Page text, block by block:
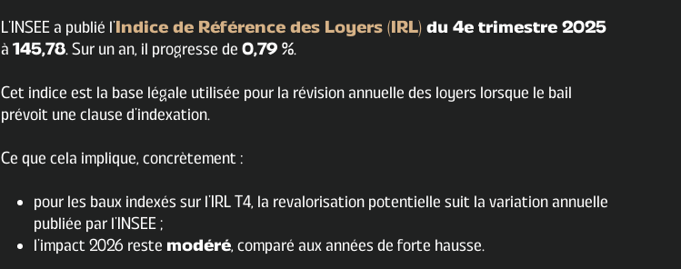
L’INSEE a publié l’Indice de Référence des Loyers (IRL) du 4e trimestre 2025
à 145,78. Sur un an, il progresse de 0,79 %.
Cet indice est la base légale utilisée pour la révision annuelle des loyers lorsque le bail
prévoit une clause d’indexation.
Ce que cela implique, concrètement :
pour les baux indexés sur l’IRL T4, la revalorisation potentielle suit la variation annuelle
publiée par l’INSEE ;
l’impact 2026 reste modéré, comparé aux années de forte hausse.